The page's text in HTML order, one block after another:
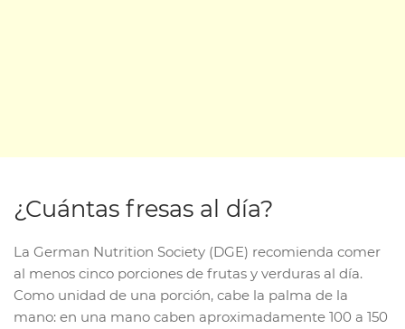
¿Cuántas fresas al día?
La German Nutrition Society (DGE) recomienda comer
al menos cinco porciones de frutas y verduras al día.
Como unidad de una porción, cabe la palma de la
mano: en una mano caben aproximadamente 100 a 150